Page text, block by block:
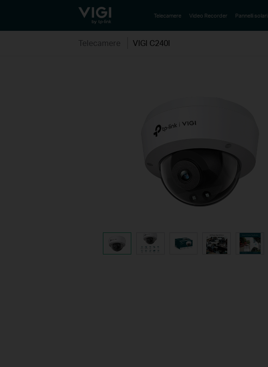
TP-Link, Reliably Smart Telecamere Video Recorder Pannelli solari
Telecamere VIGI C240I